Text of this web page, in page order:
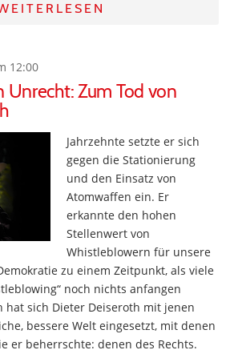
12:00
Unrecht: Zum Tod von
Jahrzehnte setzte er sich
gegen die Stationierung
und den Einsatz von
Atomwaffen ein. Er
erkannte den hohen
Stellenwert von
Whistleblowern für unsere
zu einem Zeitpunkt, als viele
noch nichts anfangen
hat sich Dieter Deiseroth mit jenen
bessere Welt eingesetzt, mit denen
er beherrschte: denen des Rechts.